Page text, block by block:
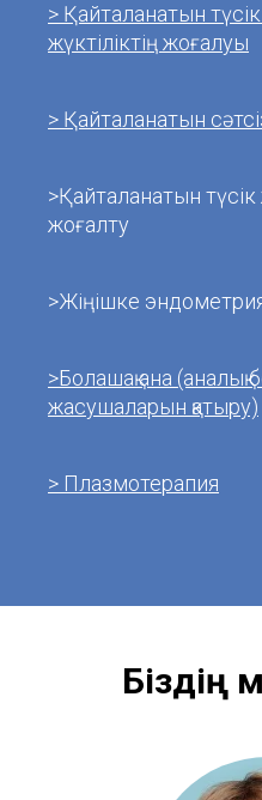
> Қайталанатын
жүктіліктің жоғалуы
> Қайталанатын
>Қайталанатын
жоғалту
>Жіңішке
>Болашақ ана (аналық
жасушаларын қатыру)
> Плазмотерапия
Біздің